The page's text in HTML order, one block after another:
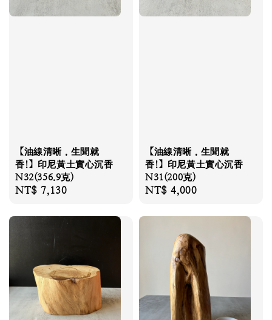
【油線清晰，生聞就
香!】印尼黃土實心沉香
N32(356.9克)
Regular
NT$ 7,130
【油線清晰，生聞就
香!】印尼黃土實心沉香
N31(200克)
Regular
NT$ 4,000